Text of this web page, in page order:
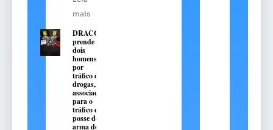
mais
DRACO
prende
dois
homens
por
tráfico de
drogas,
associação
para o
tráfico e
posse de
arma de